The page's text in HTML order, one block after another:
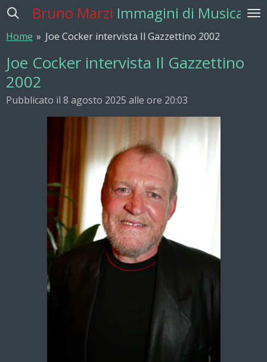
Vai
contenuto
Bruno Marzi Immagini di Musica
Home » Joe Cocker intervista Il Gazzettino 2002
Joe Cocker intervista Il Gazzettino
2002
Pubblicato il 8 agosto 2025 alle ore 20:03